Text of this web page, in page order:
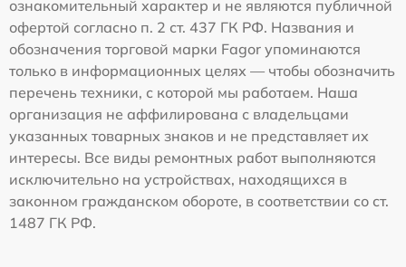
ознакомительный характер и не являются публичной
офертой согласно п. 2 ст. 437 ГК РФ. Названия и
обозначения торговой марки Fagor упоминаются
только в информационных целях — чтобы обозначить
перечень техники, с которой мы работаем. Наша
организация не аффилирована с владельцами
указанных товарных знаков и не представляет их
интересы. Все виды ремонтных работ выполняются
исключительно на устройствах, находящихся в
законном гражданском обороте, в соответствии со ст.
1487 ГК РФ.